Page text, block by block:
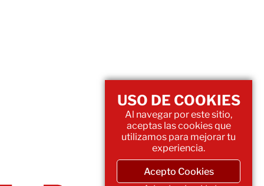
USO DE COOKIES
Al navegar por este sitio,
aceptas las cookies que
utilizamos para mejorar tu
experiencia.
Acepto Cookies